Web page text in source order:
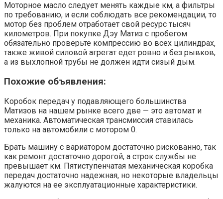
Моторное масло следует менять каждые км, а фильтры
по требованию, и если соблюдать все рекомендации, то
мотор без проблем отработает свой ресурс тысяч
километров. При покупке Дэу Матиз с пробегом
обязательно проверьте компрессию во всех цилиндрах,
также живой силовой агрегат едет ровно и без рывков,
а из выхлопной трубы не должен идти сизый дым.
Похожие объявления:
Коробок передач у подавляющего большинства
Матизов на нашем рынке всего две — это автомат и
механика. Автоматическая трансмиссия ставилась
только на автомобили с мотором 0.
Брать машину с вариатором достаточно рискованно, так
как ремонт достаточно дорогой, а строк службы не
превышает км. Пятиступенчатая механическая коробка
передач достаточно надежная, но некоторые владельцы
жалуются на ее эксплуатационные характеристики.